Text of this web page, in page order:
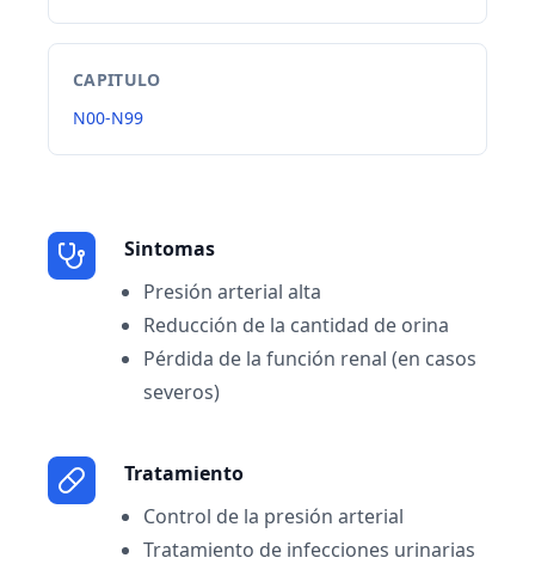
CAPITULO
N00-N99
Sintomas
Presión arterial alta
Reducción de la cantidad de orina
Pérdida de la función renal (en casos
severos)
Tratamiento
Control de la presión arterial
Tratamiento de infecciones urinarias